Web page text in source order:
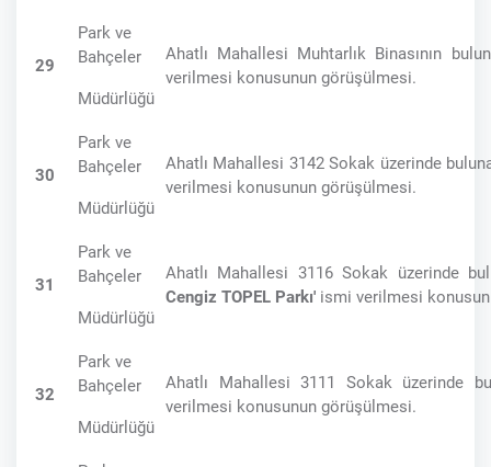
29
Park ve
Bahçeler
Müdürlüğü
Ahatlı Mahallesi Muhtarlık Binasının
verilmesi konusunun görüşülmesi.
30
Park ve
Bahçeler
Müdürlüğü
Ahatlı Mahallesi 3142 Sokak üzerinde
verilmesi konusunun görüşülmesi.
31
Park ve
Bahçeler
Müdürlüğü
Ahatlı Mahallesi 3116 Sokak üzerinde
Cengiz TOPEL Parkı' ismi verilmesi
32
Park ve
Bahçeler
Müdürlüğü
Ahatlı Mahallesi 3111 Sokak üzerinde
verilmesi konusunun görüşülmesi.